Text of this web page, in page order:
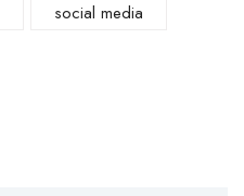
social media